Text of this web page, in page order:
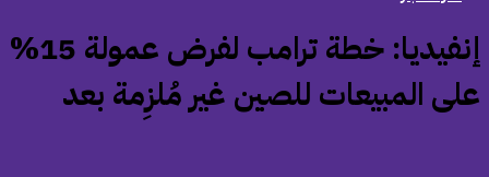
‏إنفيديا: خطة ترامب لفرض عمولة 15%
المبيعات للصين غير مُلزِمة بعد